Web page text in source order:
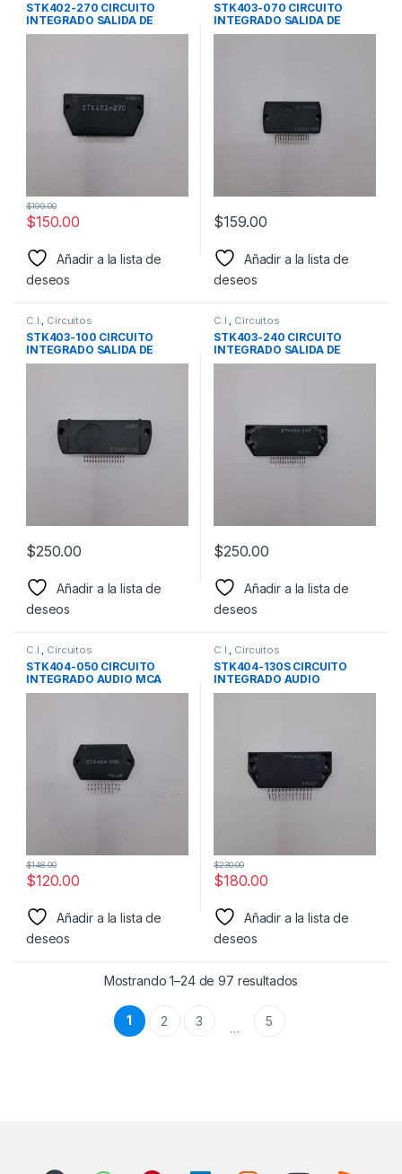
STK402-270 CIRCUITO
INTEGRADO SALIDA DE
AUDIO TRES CANALES
$150.00
$199.00
Añadir a la lista de
deseos
STK403-070 CIRCUITO
INTEGRADO SALIDA DE
AUDIO MARCA SANYO
$159.00
Añadir a la lista de
deseos
C.I., Circuitos
STK403-100 CIRCUITO
INTEGRADO SALIDA DE
AUDIO STK403-090 MARCA
$250.00
Añadir a la lista de
deseos
C.I., Circuitos
STK403-240 CIRCUITO
INTEGRADO SALIDA DE
AUDIO DE AUDIO MARCA
$250.00
Añadir a la lista de
deseos
C.I., Circuitos
STK404-050 CIRCUITO
INTEGRADO AUDIO MCA
SANYO
$120.00
$148.00
Añadir a la lista de
deseos
C.I., Circuitos
STK404-130S CIRCUITO
INTEGRADO AUDIO
$180.00
$230.00
Añadir a la lista de
deseos
Mostrando 1–24 de 97 resultados
1 2 3 … 5